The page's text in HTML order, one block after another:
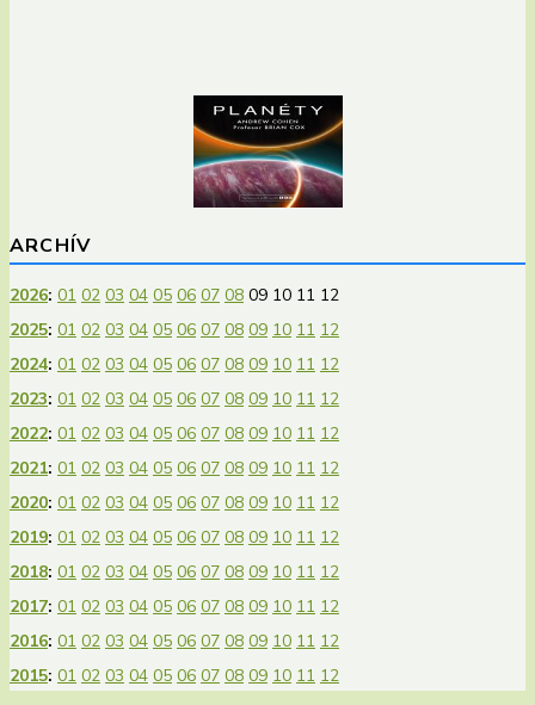
ARCHÍV
2026: 01 02 03 04 05 06 07 08 09 10 11 12
2025: 01 02 03 04 05 06 07 08 09 10 11 12
2024: 01 02 03 04 05 06 07 08 09 10 11 12
2023: 01 02 03 04 05 06 07 08 09 10 11 12
2022: 01 02 03 04 05 06 07 08 09 10 11 12
2021: 01 02 03 04 05 06 07 08 09 10 11 12
2020: 01 02 03 04 05 06 07 08 09 10 11 12
2019: 01 02 03 04 05 06 07 08 09 10 11 12
2018: 01 02 03 04 05 06 07 08 09 10 11 12
2017: 01 02 03 04 05 06 07 08 09 10 11 12
2016: 01 02 03 04 05 06 07 08 09 10 11 12
2015: 01 02 03 04 05 06 07 08 09 10 11 12